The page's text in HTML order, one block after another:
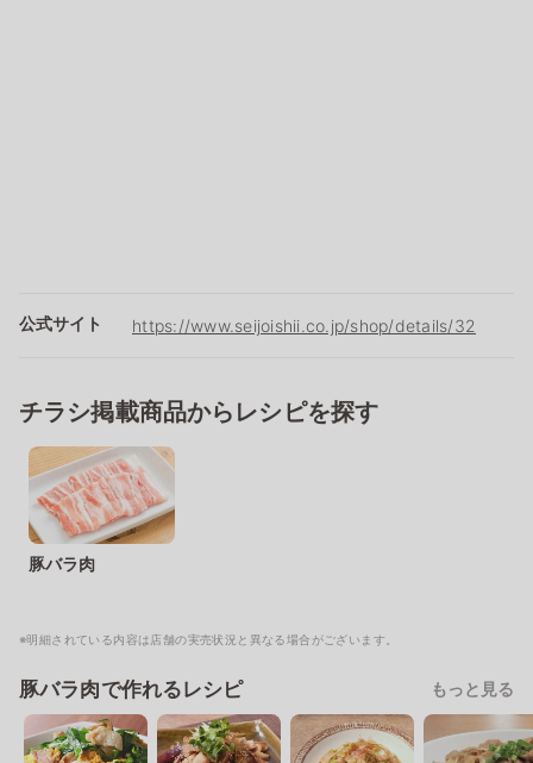
公式サイト https://www.seijoishii.co.jp/shop/details/32
チラシ掲載商品からレシピを探す
豚バラ肉
※明細されている内容は店舗の実売状況と異なる場合がございます。
豚バラ肉で作れるレシピ もっと見る